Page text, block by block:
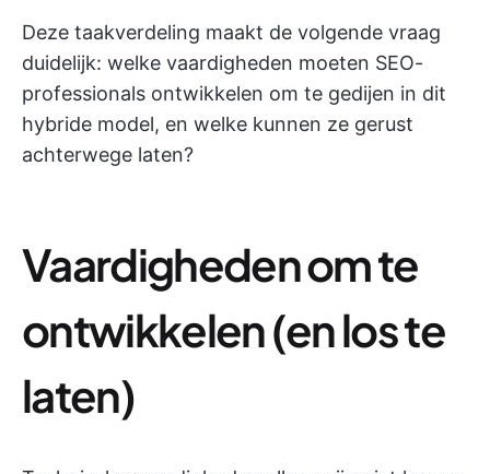
Deze taakverdeling maakt de volgende vraag
duidelijk: welke vaardigheden moeten SEO-
professionals ontwikkelen om te gedijen in dit
hybride model, en welke kunnen ze gerust
achterwege laten?
Vaardigheden om te
ontwikkelen (en los te
laten)